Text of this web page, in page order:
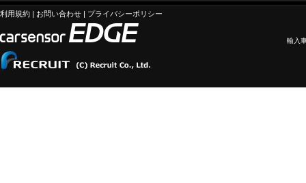
利用規約 | お問い合わせ | プライバシーポリシー
輸入